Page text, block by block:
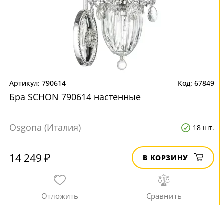
790614 67849
Бра SCHON 790614 настенные
Osgona (Италия) 18 шт.
14 249 ₽ В КОРЗИНУ